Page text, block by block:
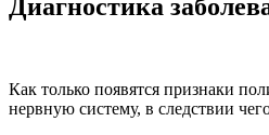
Диагностика
Как только появятся признаки
нервную систему, в следствии